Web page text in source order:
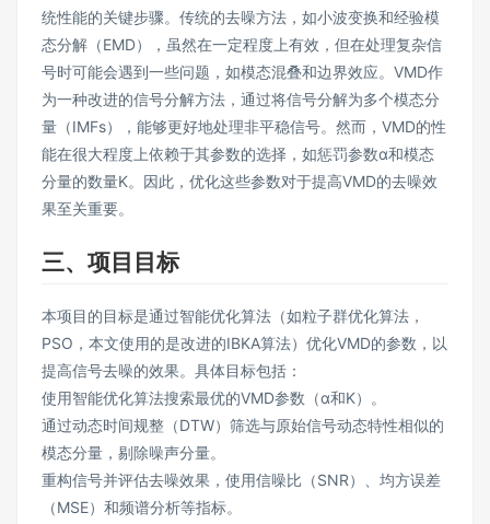
统性能的关键步骤。传统的去噪方法，如小波变换和经验模
态分解（EMD），虽然在一定程度上有效，但在处理复杂信
号时可能会遇到一些问题，如模态混叠和边界效应。VMD作
为一种改进的信号分解方法，通过将信号分解为多个模态分
量（IMFs），能够更好地处理非平稳信号。然而，VMD的性
能在很大程度上依赖于其参数的选择，如惩罚参数α和模态
分量的数量K。因此，优化这些参数对于提高VMD的去噪效
果至关重要。
三、项目目标
本项目的目标是通过智能优化算法（如粒子群优化算法，
PSO，本文使用的是改进的IBKA算法）优化VMD的参数，以
提高信号去噪的效果。具体目标包括：
使用智能优化算法搜索最优的VMD参数（α和K）。
通过动态时间规整（DTW）筛选与原始信号动态特性相似的
模态分量，剔除噪声分量。
重构信号并评估去噪效果，使用信噪比（SNR）、均方误差
（MSE）和频谱分析等指标。